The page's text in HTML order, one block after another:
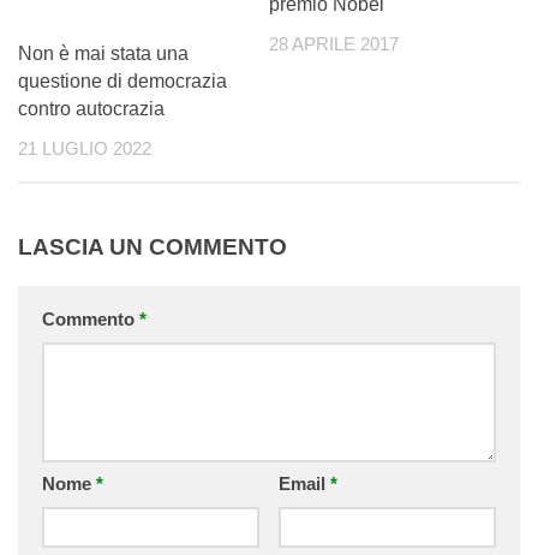
Non è mai stata una
questione di democrazia
contro autocrazia
21 LUGLIO 2022
28 APRILE 2017
LASCIA UN COMMENTO
Commento *
Nome * Email *